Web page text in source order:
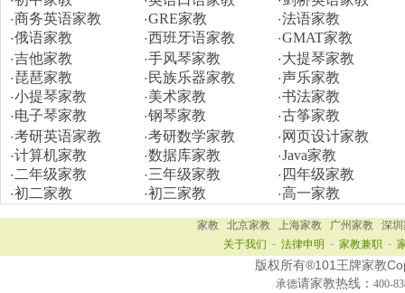
·商务英语家教 ·GRE家教 ·法语家教
·俄语家教 ·西班牙语家教 ·GMAT家教
·吉他家教 ·手风琴家教 ·大提琴家教
·琵琶家教 · 民族乐器家教 ·声乐家教
·小提琴家教 ·美术家教 ·书法家教
·电子琴家教 ·钢琴家教 ·古筝家教
·考研英语家教 ·考研数学家教 · 网页设计家教
·计算机家教 ·数据库家教 ·Java家教
· 二年级家教 ·三年级家教 · 四年级家教
·初二家教 ·初三家教 ·高一家教
家教 北京家教 上海家教 广州家教
深
关于我们 - 法律申明 - 家教兼职 -
版权所有®101王牌家教
承德请家教热线： 400-